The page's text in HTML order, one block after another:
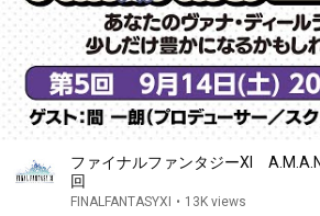
ファイナルファンタジーXI
回
FINALFANTASYXI • 13K views